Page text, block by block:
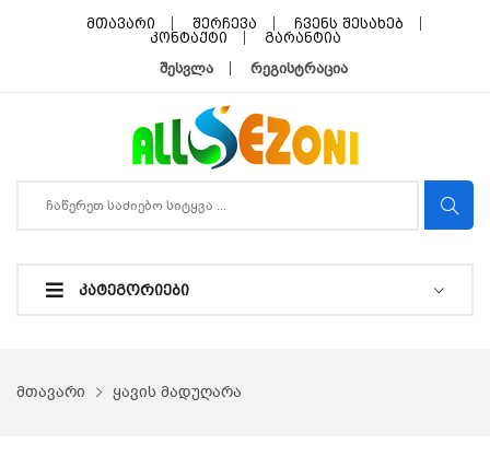
მთავარი შერჩევა
ჩვენს შესახებ
კონტაქტი
გარანტია
შესვლა რეგისტრაცია
ᲙᲐᲢᲔᲒᲝᲠᲘᲔᲑᲘ
მთავარი ყავის მადუღარა